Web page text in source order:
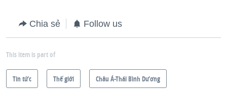
Chia sẻ Follow us
This item is part of
Tin tức Thế giới Châu Á-Thái Bình Dương